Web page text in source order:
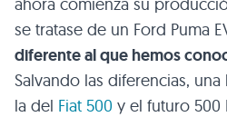
se tratase de un Ford Puma
diferente al que hemos
Salvando las diferencias,
la del Fiat 500 y el futuro 500